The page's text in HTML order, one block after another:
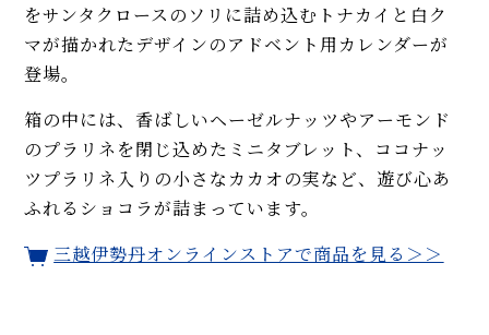
をサンタクロースのソリに詰め込むトナカイと白ク
マが描かれたデザインのアドベント用カレンダーが
登場。
箱の中には、香ばしいヘーゼルナッツやアーモンド
のプラリネを閉じ込めたミニタブレット、ココナッ
ツプラリネ入りの小さなカカオの実など、遊び心あ
ふれるショコラが詰まっています。
三越伊勢丹オンラインストアで商品を見る＞＞